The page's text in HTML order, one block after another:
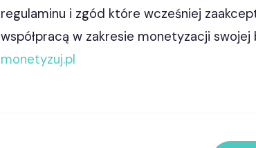
regulaminu i zgód które wcześniej
współpracą w zakresie monetyzacji
monetyzuj.pl